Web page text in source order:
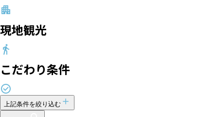
現地観光
こだわり条件
上記条件を絞り込む